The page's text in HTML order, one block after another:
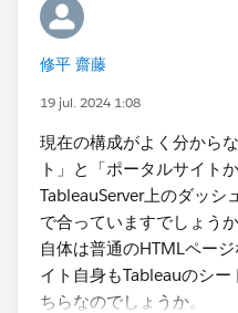
>>ポータルサイトが起動す
「:linktarget=_blank」を
うにパラメータを追加す
という点についてはポー
ラメータ付きのリンクを
ータルサイトとして扱っ
め込みAPIでWebページ
Initialize段階でカスタム
修平 齋藤
19 jul. 2024 1:08
現在の構成がよく分から
ト​」と「ポータルサイト
TableauServer上のダッシ
で合っていますでしょう
自体は普通のHTMLペー
イト自身もTableauのシ
ちらなのでしょうか。